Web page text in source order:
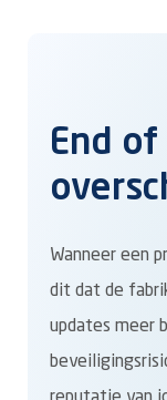
End
Wanneer een
dit dat de
updates meer